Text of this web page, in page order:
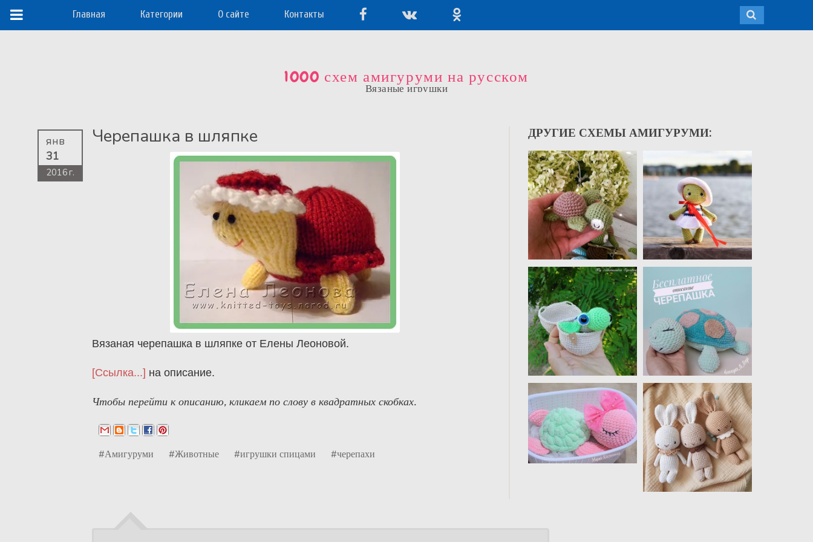
Главная Категории О сайте Контакты
1000 схем амигуруми на русском
Вязаные игрушки
Черепашка в шляпке
янв
31
2016 г.
Вязаная черепашка в шляпке от Елены Леоновой.
[Ссылка...] на описание.
Чтобы перейти к описанию, кликаем по слову в квадратных скобках.
#Амигуруми #Животные #игрушки спицами #черепахи
ДРУГИЕ СХЕМЫ АМИГУРУМИ: